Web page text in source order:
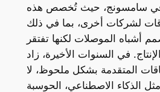
في سامسونج، حيث تُخصص هذه
لشركات أخرى، بما في ذلك
أشباه الموصلات لكنها تفتقر
في السنوات الأخيرة، زاد
المتقدمة بشكل ملحوظ، لا
الذكاء الاصطناعي، الحوسبة